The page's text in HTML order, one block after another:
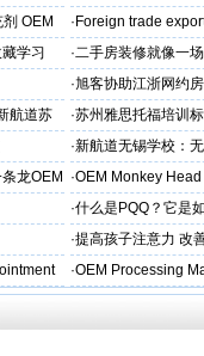
M/ODM定制
OEM
· Foreign trade
学习 ·二手房装修就像一
糟心！看完这篇再开
·旭客协助江浙网约
标杆
航道苏
·苏州雅思托福培训
率领先
·新航道无锡学校：
龙OEM
·OEM Monkey
aps
·什么是PQQ？它是
·提高孩子注意力 改
·OEM Processing